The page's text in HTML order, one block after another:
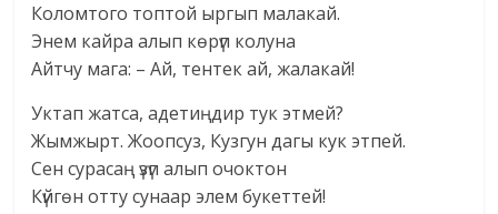
Коломтого топтой ыргып малакай.
Энем кайра алып көрүп колуна
Айтчу мага: – Ай, тентек ай, жалакай!
Уктап жатса, адетиңдир тук этмей?
Жымжырт. Жоопсуз, Кузгун дагы кук этпей.
Сен сурасаң үзүп алып очоктон
Күйгөн отту сунаар элем букеттей!